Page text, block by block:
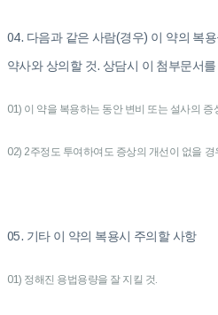
04. 다음과 같은 사람(경우) 이 약의 복
약사와 상의할 것. 상담시 이 첨부문서
01) 이 약을 복용하는 동안 변비 또는 설사의 증
02) 2주정도 투여하여도 증상의 개선이 없을 경
05. 기타 이 약의 복용시 주의할 사항
01) 정해진 용법용량을 잘 지킬 것.